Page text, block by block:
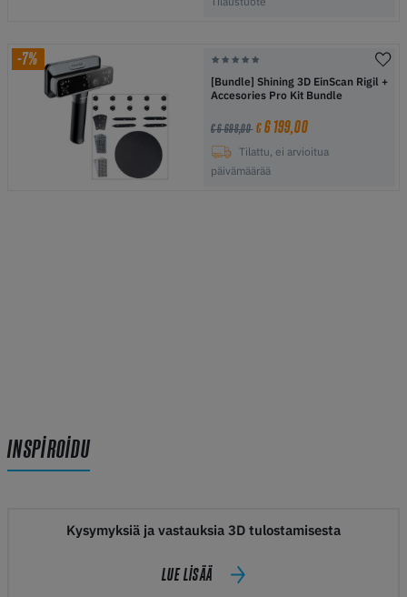
-7%
[Bundle] Shining 3D EinScan Rigil +
Accesories Pro Kit Bundle
€ 6 698,00 €6 199,00
Tilattu, ei arvioitua
päivämäärää
INSPIROIDU
Kysymyksiä ja vastauksia 3D tulostamisesta
LUE LISÄÄ